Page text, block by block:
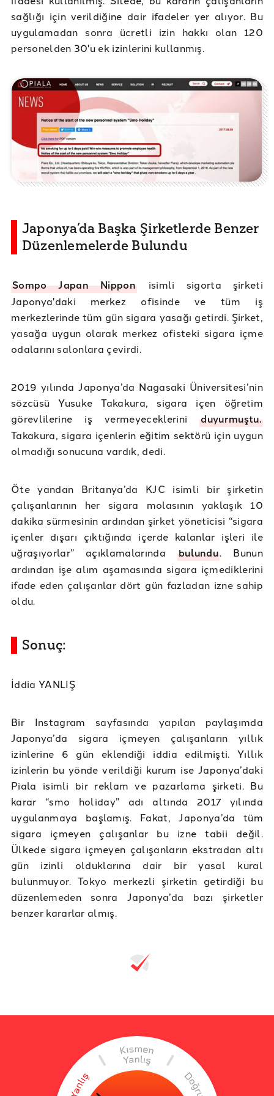
sağlığı için verildiğine dair ifadeler yer alıyor. Bu
uygulamadan sonra ücretli izin hakkı olan 120
personelden 30'u ek izinlerini kullanmış.
Japonya’da Başka Şirketlerde Benzer
Düzenlemelerde Bulundu
Sompo Japan Nipponisimli sigorta şirketi
Japonya'daki merkez ofisinde ve tüm iş
merkezlerinde tüm gün sigara yasağı getirdi. Şirket,
yasağa uygun olarak merkez ofisteki sigara içme
odalarını salonlara çevirdi.
2019 yılında Japonya’da Nagasaki Üniversitesi’nin
sözcüsü Yusuke Takakura, sigara içen öğretim
görevlilerine iş vermeyecekleriniduyurmuştu.
Takakura, sigara içenlerin eğitim sektörü için uygun
olmadığı sonucuna vardık, dedi.
Öte yandan Britanya’da KJC isimli bir şirketin
çalışanlarının her sigara molasının yaklaşık 10
dakika sürmesinin ardından şirket yöneticisi “sigara
içenler dışarı çıktığında içerde kalanlar işleri ile
uğraşıyorlar” açıklamalarında bulundu. Bunun
ardından işe alım aşamasında sigara içmediklerini
ifade eden çalışanlar dört gün fazladan izne sahip
oldu.
Sonuç:
İddia YANLIŞ
Bir Instagram sayfasında yapılan paylaşımda
Japonya’da sigara içmeyen çalışanların yıllık
izinlerine 6 gün eklendiği iddia edilmişti. Yıllık
izinlerin bu yönde verildiği kurum ise Japonya’daki
Piala isimli bir reklam ve pazarlama şirketi. Bu
karar “smo holiday” adı altında 2017 yılında
uygulanmaya başlamış. Fakat, Japonya’da tüm
sigara içmeyen çalışanlar bu izne tabii değil.
Ülkede sigara içmeyen çalışanların ekstradan altı
gün izinli olduklarına dair bir yasal kural
bulunmuyor. Tokyo merkezli şirketin getirdiği bu
düzenlemeden sonra Japonya’da bazı şirketler
benzer kararlar almış.